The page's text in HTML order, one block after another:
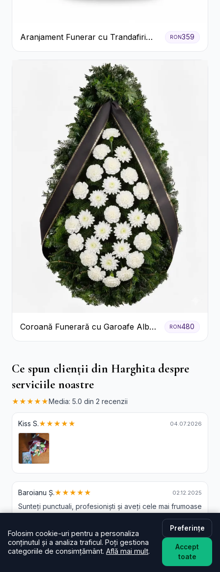
Aranjament Funerar cu Trandafiri
Albi Crizanteme Galbene și Crini
RON359
Coroană Funerară cu Garoafe Albe
și Crizanteme
RON480
Ce spun clienții din Harghita despre
serviciile noastre
★★★★★Media: 5.0 din 2 recenzii
Kiss S.★★★★★ 04.07.2026
Baroianu Ș.★★★★★ 02.12.2025
Sunteți punctuali, profesioniști și aveți cele mai frumoase
Livrare Flori Ciceu - Intrebari Frecvente
Folosim cookie-uri pentru a personaliza
conținutul și a analiza traficul. Poți gestiona
categoriile de consimțământ. Află mai mult.
Preferințe
Accept
toate